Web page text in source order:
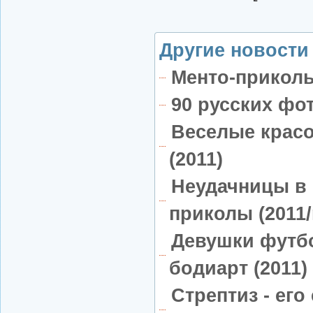
Другие
Менто-
90 русских
Веселые
(2011)
Неудачницы в
приколы
Девушки
бодиарт (2011)
Стрептиз -